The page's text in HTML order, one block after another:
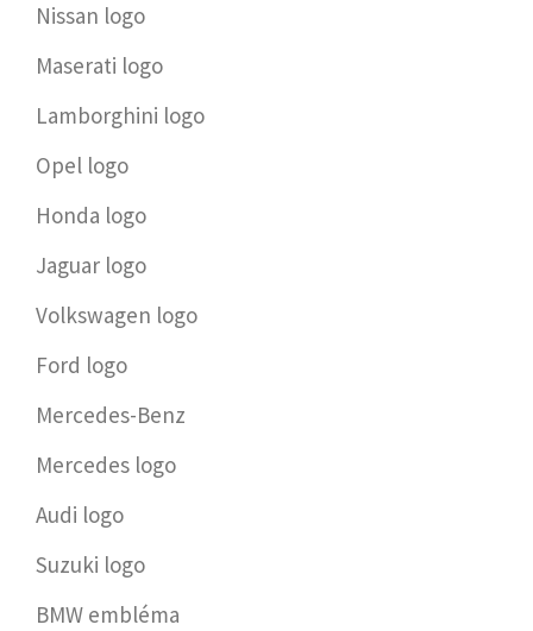
Nissan logo
Maserati logo
Lamborghini logo
Opel logo
Honda logo
Jaguar logo
Volkswagen logo
Ford logo
Mercedes-Benz
Mercedes logo
Audi logo
Suzuki logo
BMW embléma